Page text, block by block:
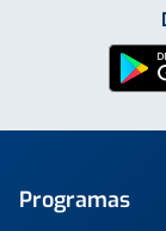
Programas